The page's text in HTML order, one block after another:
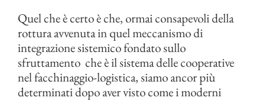
Quel che è certo è che, ormai consapevoli della
rottura avvenuta in quel meccanismo di
integrazione sistemico fondato sullo
sfruttamento che è il sistema delle cooperative
nel facchinaggio-logistica, siamo ancor più
determinati dopo aver visto come i moderni